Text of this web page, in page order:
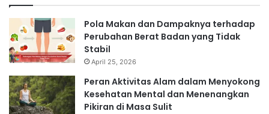
Pola Makan dan Dampaknya terhadap
Perubahan Berat Badan yang Tidak
Stabil
April 25, 2026
Peran Aktivitas Alam dalam Menyokong
Kesehatan Mental dan Menenangkan
Pikiran di Masa Sulit